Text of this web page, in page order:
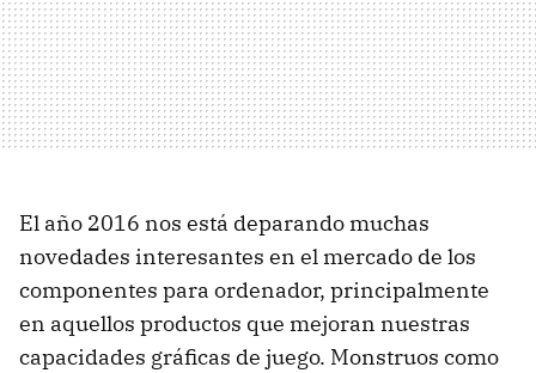
El año 2016 nos está deparando muchas
novedades interesantes en el mercado de los
componentes para ordenador, principalmente
en aquellos productos que mejoran nuestras
capacidades gráficas de juego. Monstruos como